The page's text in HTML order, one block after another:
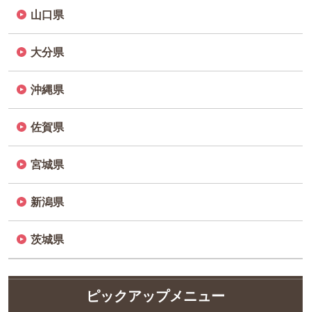
山口県
大分県
沖縄県
佐賀県
宮城県
新潟県
茨城県
ピックアップメニュー